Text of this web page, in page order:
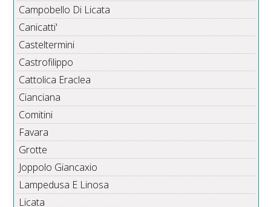
Campobello Di Licata
Canicatti'
Casteltermini
Castrofilippo
Cattolica Eraclea
Cianciana
Comitini
Favara
Grotte
Joppolo Giancaxio
Lampedusa E Linosa
Licata